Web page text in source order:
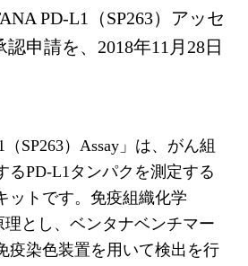
PD-L1（SP263）アッセ
申請を、2018年11月28日
（SP263）Assay」は、がん組
るPD-L1タンパクを測定する
ットです。免疫組織化学
理とし、ベンタナベンチマー
疫染色装置を用いて検出を行